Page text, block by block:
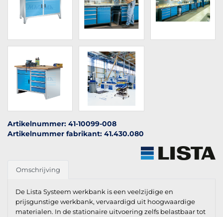
Artikelnummer: 41-10099-008
Artikelnummer fabrikant: 41.430.080
Omschrijving
De Lista Systeem werkbank is een veelzijdige en
prijsgunstige werkbank, vervaardigd uit hoogwaardige
materialen. In de stationaire uitvoering zelfs belastbaar tot